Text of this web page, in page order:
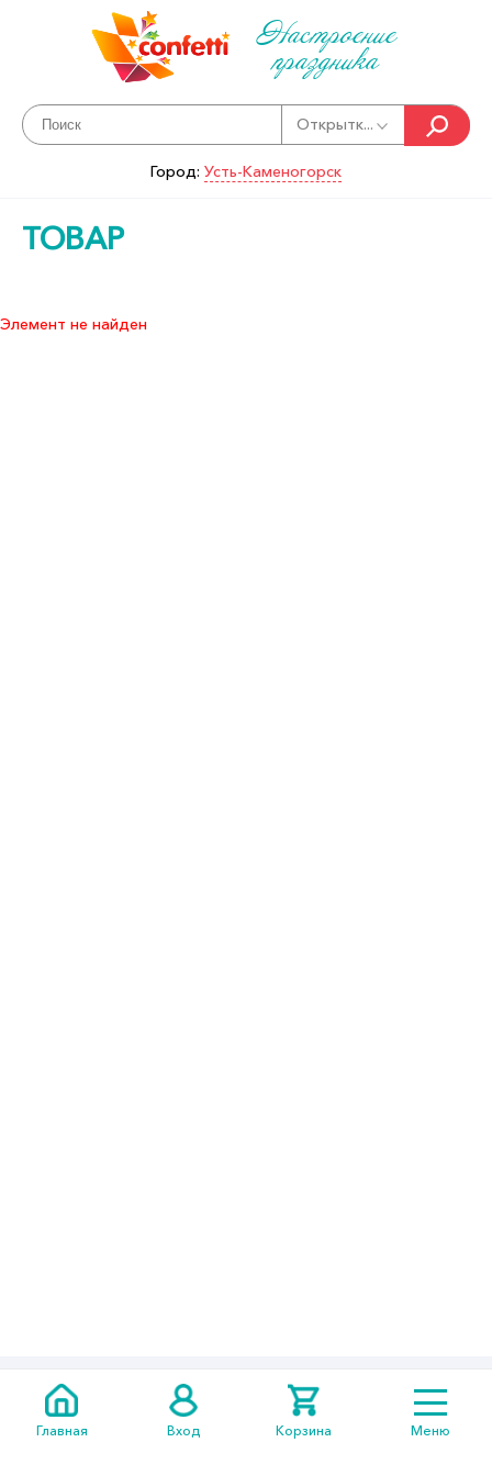
Настроение
праздника
Открытк...
Город: Усть-Каменогорск
ТОВАР
Элемент не найден
301 05 14
Главная Вход Корзина Меню